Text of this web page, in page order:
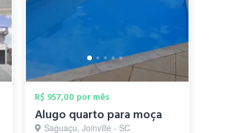
R$ 957,00 por mês
Alugo quarto para moça
Saguaçu, Joinville - SC